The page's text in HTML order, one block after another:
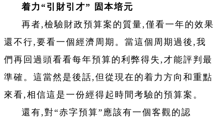
着力“引財引才” 固本培元
再者,檢驗財政預算案的質量,僅看一年的效果
還不行,要看一個經濟周期。當這個周期過後,我
們再回過頭看看每年預算的利弊得失,才能評判最
準確。這當然是後話,但從現在的着力方向和重點
來看,相信這是一份經得起時間考驗的預算案。
還有,對“赤字預算”應該有一個客觀的認